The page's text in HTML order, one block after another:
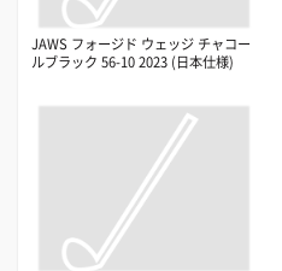
JAWS フォージド ウェッジ チャコー
ルブラック 56-10 2023 (日本仕様)